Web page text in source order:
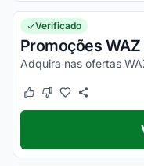
Verificado
Promoções
Este cupom funcionou
Este cupom não